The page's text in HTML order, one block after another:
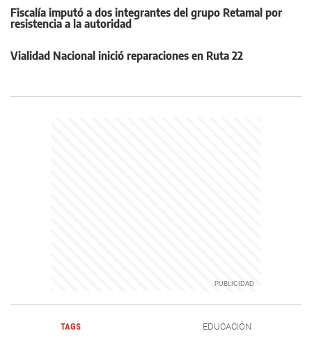
Fiscalía imputó a dos integrantes del grupo Retamal por
resistencia a la autoridad
Vialidad Nacional inició reparaciones en Ruta 22
TAGS EDUCACIÓN